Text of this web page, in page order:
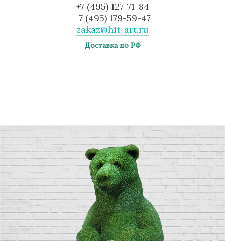
+7 (495) 127-71-84
+7 (495) 179-59-47
zakaz@hit-art.ru
Доставка по РФ